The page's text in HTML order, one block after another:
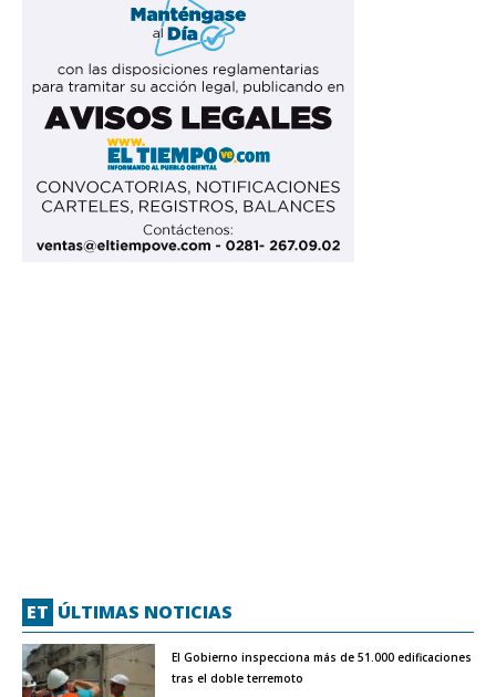
ET ÚLTIMAS NOTICIAS
El Gobierno inspecciona más de 51.000 edificaciones
tras el doble terremoto